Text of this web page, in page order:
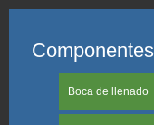
Componentes
Boca de llenado